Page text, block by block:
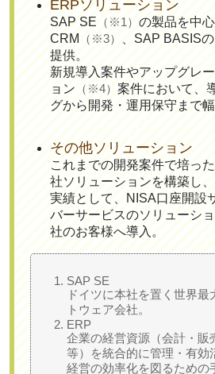
ERPソリューション
SAP SE （※1） の製品を中
CRM
（※3） 、SAP BASIS
提供。
新規導入案件やアップグレ
ョン （※4） 案件において、
グから開発・運用保守まで幅
その他ソリューション
これまでの開発案件で培っ
社ソリューションを構築し、
実績として、NISA口座開設
バーサービスのソリューシ
社のお客様へ導入。
SAP SE
ドイツに本社を置く世界最
トウェア会社。
ERP
企業の経営資源（会計・販
等）を統合的に管理・有効
経営の効率化を図るための